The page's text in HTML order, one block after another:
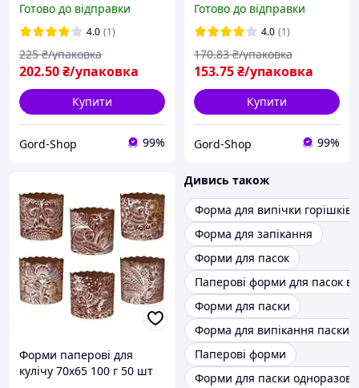
великодні для
Великодньої випічки
пасхи та пасок
Готово до відправки
4.0 (1)
202.50₴/упаковка
225 ₴/упаковка
Купити
Gord-Shop 99%
великодні для
Великодньої випічки
пасхи та пасок
Готово до відправки
4.0 (1)
153.75₴/упаковка
170.83 ₴/упаковка
Купити
Gord-Shop 99%
Форми паперові для
кулічу 70х65 100 г 50 шт
Дивись також
Форма для випічки горішків
Форма для запікання
Форми для пасок
Паперові форми для пасок
Форми для паски
Форма для випікання паски
Паперові форми
Форми для паски одноразові